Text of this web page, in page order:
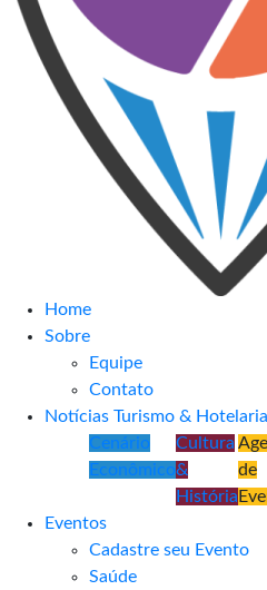
Home
Sobre
Equipe
Contato
Notícias Turismo & Hotelaria
Cenário
Econômico
Cultura
&
História
de
Eventos
Cadastre seu Evento
Saúde